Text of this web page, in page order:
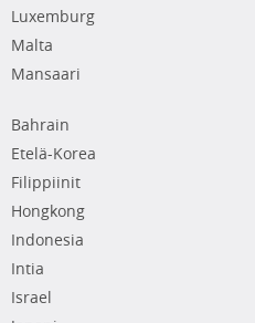
Luxemburg
Malta
Mansaari
Bahrain
Etelä-Korea
Filippiinit
Hongkong
Indonesia
Intia
Israel